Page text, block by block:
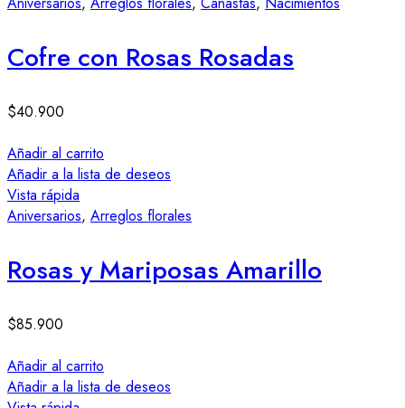
Cofre con Rosas Rosadas
$40.900
Añadir al carrito
Añadir a la lista de deseos
Vista rápida
Aniversarios, Arreglos florales
Rosas y Mariposas Amarillo
$85.900
Añadir al carrito
Añadir a la lista de deseos